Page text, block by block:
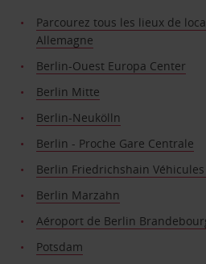
Parcourez tous les lieux de
Allemagne
Berlin-Ouest Europa Center
Berlin Mitte
Berlin-Neukölln
Berlin - Proche Gare Centrale
Berlin Friedrichshain
Berlin Marzahn
Aéroport de Berlin
Potsdam